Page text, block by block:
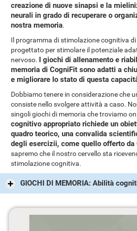
creazione di nuove sinapsi e la
neurali in grado di recuperare o
nostra memoria.
Il programma di stimolazione cognitiva
progettato per stimolare il potenziale
nervoso. I giochi di allenamento e
memoria di CogniFit sono adatti a
e migliorare lo stato di questa
Dobbiamo tenere in considerazione che
consiste nello svolgere attività a caso.
singoli giochi di memoria che troviamo
cognitivo appropriato richiede un
quadro teorico, una convalida
degli esercizii, come quello offerto da
sapremo che il nostro cervello sta
stimolazione cognitiva.
GIOCHI DI MEMORIA: Abilità